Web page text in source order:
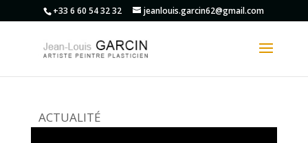
+33 6 60 54 32 32 jeanlouis.garcin62@gmail.com
ACTUALITÉ